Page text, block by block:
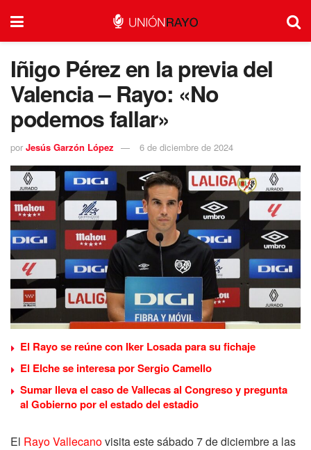
Iñigo Pérez en la previa del
Valencia – Rayo: «No
podemos fallar»
por Jesús Garzón López 6 de diciembre de 2024
El Rayo se reúne con Iker Losada para su fichaje
El Elche se interesa por Sergio Camello
Sumar lleva el caso de Vallecas al Congreso y pregunta
al Gobierno por el estado del estadio
El Rayo Vallecanovisita este sábado 7 de diciembre a las